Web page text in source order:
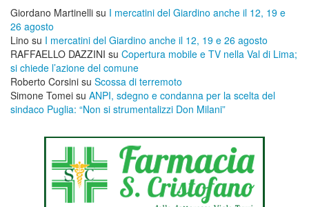
Giordano Martinelli su I mercatini del Giardino anche il 12, 19 e
26 agosto
Lino su I mercatini del Giardino anche il 12, 19 e 26 agosto
RAFFAELLO DAZZINI su ​Copertura mobile e TV nella Val di Lima;
si chiede l’azione del comune
Roberto Corsini su Scossa di terremoto
Simone Tomei su ANPI, sdegno e condanna per la scelta del
sindaco Puglia: “Non si strumentalizzi Don Milani”